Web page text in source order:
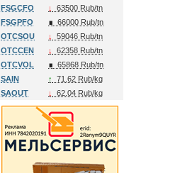
FSGCFO
↓
63500 Rub/tn
FSGPFO
∎ 66000 Rub/tn
OTCSOU
↓
59046 Rub/tn
OTCCEN
↓
62358 Rub/tn
OTCVOL
∎ 65868 Rub/tn
SAIN
↑
71.62 Rub/kg
SAOUT
↓ 62.04 Rub/kg